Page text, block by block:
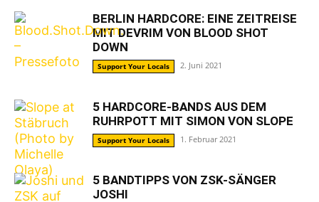
BERLIN HARDCORE: EINE ZEITREISE
MIT DEVRIM VON BLOOD SHOT
DOWN
Support Your Locals 2. Juni 2021
5 HARDCORE-BANDS AUS DEM
RUHRPOTT MIT SIMON VON SLOPE
Support Your Locals 1. Februar 2021
5 BANDTIPPS VON ZSK-SÄNGER
JOSHI